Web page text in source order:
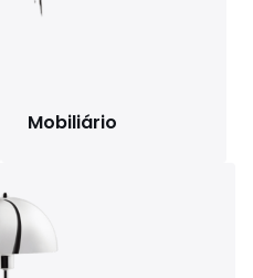
Mobiliário